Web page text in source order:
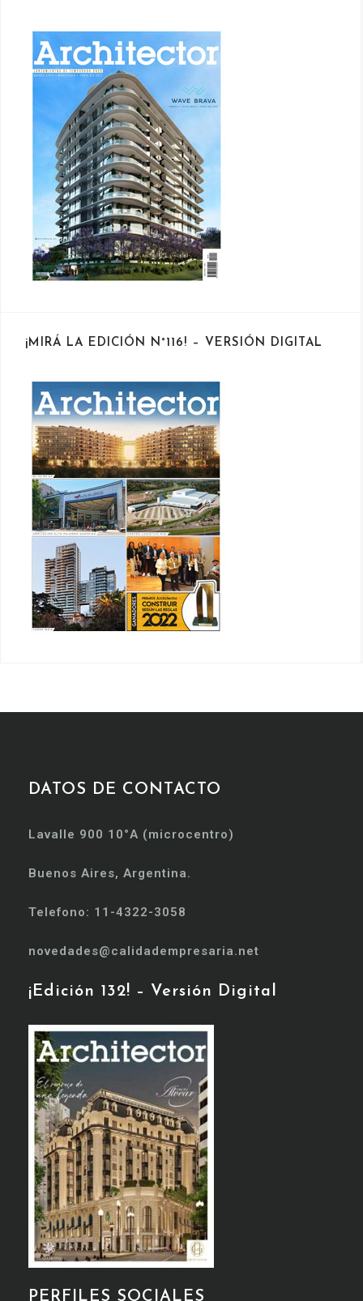
¡MIRÁ LA EDICIÓN N°116! – VERSIÓN DIGITAL
DATOS DE CONTACTO
Lavalle 900 10°A (microcentro)
Buenos Aires, Argentina.
Telefono: 11-4322-3058
novedades@calidadempresaria.net
¡Edición 132! – Versión Digital
PERFILES SOCIALES